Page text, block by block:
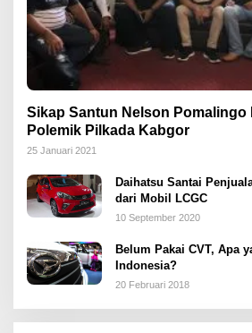
Sikap Santun Nelson Pomalingo
Polemik Pilkada Kabgor
25 Januari 2021
Daihatsu Santai
dari Mobil LCGC
10 September 2020
Belum Pakai CVT, Apa
Indonesia?
20 Februari 2018